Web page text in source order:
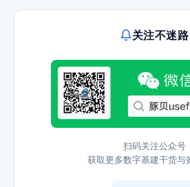
关注不迷路
扫码关注公众号
获取更多数字基建干货与